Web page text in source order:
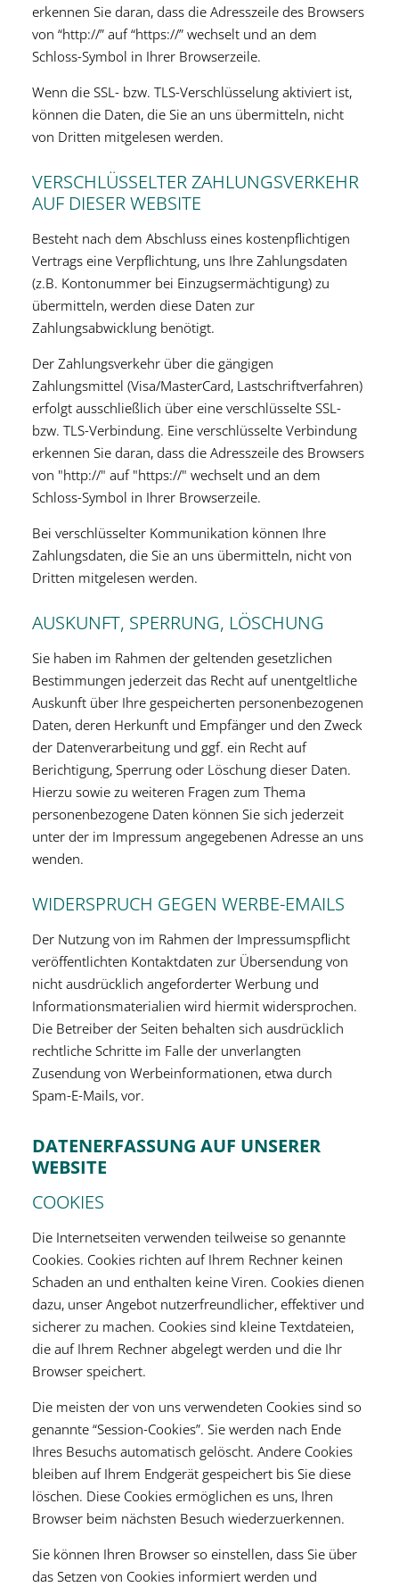
erkennen Sie daran, dass die Adresszeile des Browsers
von “http://” auf “https://” wechselt und an dem
Schloss-Symbol in Ihrer Browserzeile.
Wenn die SSL- bzw. TLS-Verschlüsselung aktiviert ist,
können die Daten, die Sie an uns übermitteln, nicht
von Dritten mitgelesen werden.
VERSCHLÜSSELTER ZAHLUNGSVERKEHR
AUF DIESER WEBSITE
Besteht nach dem Abschluss eines kostenpflichtigen
Vertrags eine Verpflichtung, uns Ihre Zahlungsdaten
(z.B. Kontonummer bei Einzugsermächtigung) zu
übermitteln, werden diese Daten zur
Zahlungsabwicklung benötigt.
Der Zahlungsverkehr über die gängigen
Zahlungsmittel (Visa/MasterCard, Lastschriftverfahren)
erfolgt ausschließlich über eine verschlüsselte SSL-
bzw. TLS-Verbindung. Eine verschlüsselte Verbindung
erkennen Sie daran, dass die Adresszeile des Browsers
von "http://" auf "https://" wechselt und an dem
Schloss-Symbol in Ihrer Browserzeile.
Bei verschlüsselter Kommunikation können Ihre
Zahlungsdaten, die Sie an uns übermitteln, nicht von
Dritten mitgelesen werden.
AUSKUNFT, SPERRUNG, LÖSCHUNG
Sie haben im Rahmen der geltenden gesetzlichen
Bestimmungen jederzeit das Recht auf unentgeltliche
Auskunft über Ihre gespeicherten personenbezogenen
Daten, deren Herkunft und Empfänger und den Zweck
der Datenverarbeitung und ggf. ein Recht auf
Berichtigung, Sperrung oder Löschung dieser Daten.
Hierzu sowie zu weiteren Fragen zum Thema
personenbezogene Daten können Sie sich jederzeit
unter der im Impressum angegebenen Adresse an uns
wenden.
WIDERSPRUCH GEGEN WERBE-EMAILS
Der Nutzung von im Rahmen der Impressumspflicht
veröffentlichten Kontaktdaten zur Übersendung von
nicht ausdrücklich angeforderter Werbung und
Informationsmaterialien wird hiermit widersprochen.
Die Betreiber der Seiten behalten sich ausdrücklich
rechtliche Schritte im Falle der unverlangten
Zusendung von Werbeinformationen, etwa durch
Spam-E-Mails, vor.
DATENERFASSUNG AUF UNSERER
WEBSITE
COOKIES
Die Internetseiten verwenden teilweise so genannte
Cookies. Cookies richten auf Ihrem Rechner keinen
Schaden an und enthalten keine Viren. Cookies dienen
dazu, unser Angebot nutzerfreundlicher, effektiver und
sicherer zu machen. Cookies sind kleine Textdateien,
die auf Ihrem Rechner abgelegt werden und die Ihr
Browser speichert.
Die meisten der von uns verwendeten Cookies sind so
genannte “Session-Cookies”. Sie werden nach Ende
Ihres Besuchs automatisch gelöscht. Andere Cookies
bleiben auf Ihrem Endgerät gespeichert bis Sie diese
löschen. Diese Cookies ermöglichen es uns, Ihren
Browser beim nächsten Besuch wiederzuerkennen.
Sie können Ihren Browser so einstellen, dass Sie über
das Setzen von Cookies informiert werden und